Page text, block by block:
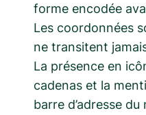
forme encodée
Les coordonnées
ne transitent
La présence en
cadenas et la
barre d’adresse